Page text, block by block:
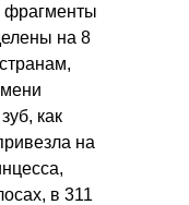
фрагменты
на 8
как
на
в 311